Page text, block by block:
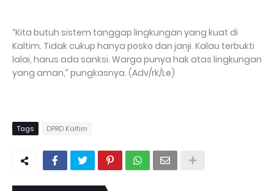
“Kita butuh sistem tanggap lingkungan yang kuat di
Kaltim. Tidak cukup hanya posko dan janji. Kalau terbukti
lalai, harus ada sanksi. Warga punya hak atas lingkungan
yang aman,” pungkasnya. (Adv/rk/Le)
Tags DPRD Kaltim